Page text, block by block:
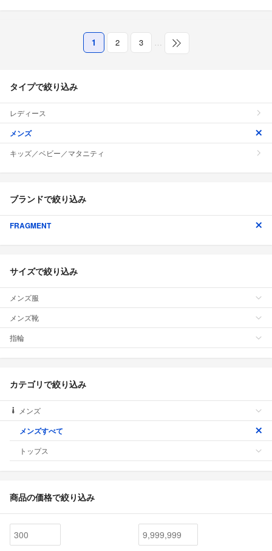
1 2 3 …
タイプで絞り込み
レディース
メンズ
キッズ／ベビー／マタニティ
ブランドで絞り込み
FRAGMENT
サイズで絞り込み
メンズ服
メンズ靴
指輪
カテゴリで絞り込み
メンズ
メンズすべて
トップス
商品の価格で絞り込み